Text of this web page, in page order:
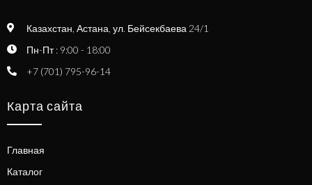
Казахстан, Астана, ул. Бейсекбаева 24/1
Пн-Пт : 9:00 - 18:00
+7 (701) 795-96-14
Карта сайта
Главная
Каталог